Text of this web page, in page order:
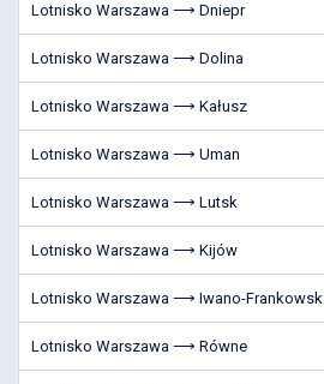
Lotnisko Warszawa ⟶ Dniepr
Lotnisko Warszawa ⟶ Dolina
Lotnisko Warszawa ⟶ Kałusz
Lotnisko Warszawa ⟶ Uman
Lotnisko Warszawa ⟶ Lutsk
Lotnisko Warszawa ⟶ Kijów
Lotnisko Warszawa ⟶ Iwano-Frankowsk
Lotnisko Warszawa ⟶ Równe